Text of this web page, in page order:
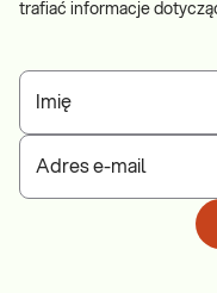
trafiać informacje
Imię
Adres e-mail